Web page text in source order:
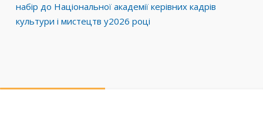
набір до Національної академії керівних кадрів
культури і мистецтв у2026 році